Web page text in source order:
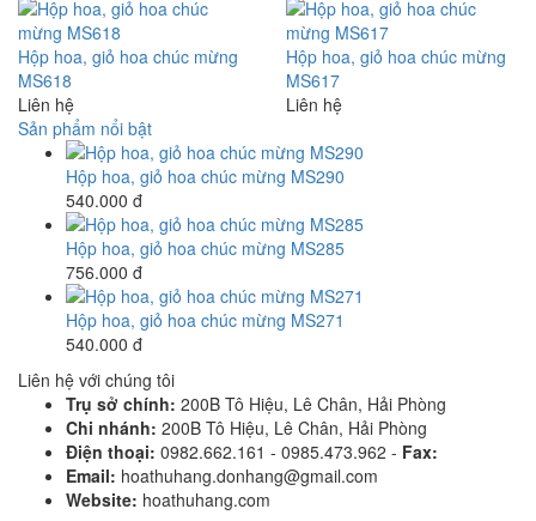
Hộp hoa, giỏ hoa chúc mừng
MS618
Liên hệ
Hộp hoa, giỏ hoa chúc mừng
MS617
Liên hệ
Sản phẩm nổi bật
Hộp hoa, giỏ hoa chúc mừng MS290
540.000 đ
Hộp hoa, giỏ hoa chúc mừng MS285
756.000 đ
Hộp hoa, giỏ hoa chúc mừng MS271
540.000 đ
Liên hệ với chúng tôi
Trụ sở chính: 200B Tô Hiệu, Lê Chân, Hải Phòng
Chi nhánh: 200B Tô Hiệu, Lê Chân, Hải Phòng
Điện thoại: 0982.662.161 - 0985.473.962 - Fax:
Email: hoathuhang.donhang@gmail.com
Website: hoathuhang.com